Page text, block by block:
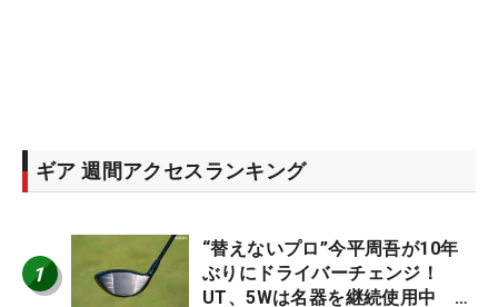
ギア 週間アクセスランキング
1
“替えないプロ”今平周吾が10年
ぶりにドライバーチェンジ！
UT、5Wは名器を継続使用中 #